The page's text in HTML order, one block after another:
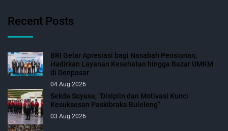
Recent Posts
BRI Gelar Apresiasi bagi Nasabah Pensiunan,
Hadirkan Layanan Kesehatan hingga Bazar UMKM
di Denpasar
04 Aug 2026
Sekda Suyasa, “Disiplin dan Motivasi Kunci
Kesuksesan Paskibraka Buleleng”
03 Aug 2026